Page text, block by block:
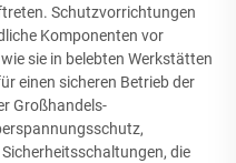
Schutzvorrichtungen
Komponenten vor
sie in belebten Werkstätten
einen sicheren Betrieb der
Großhandels-
die